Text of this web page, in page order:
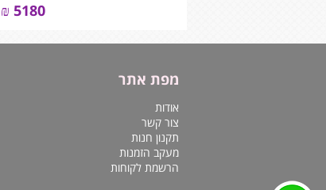
5180
₪
מפת אתר
אודות
צור קשר
תקנון חנות
מעקב הזמנות
הרשמת לקוחות